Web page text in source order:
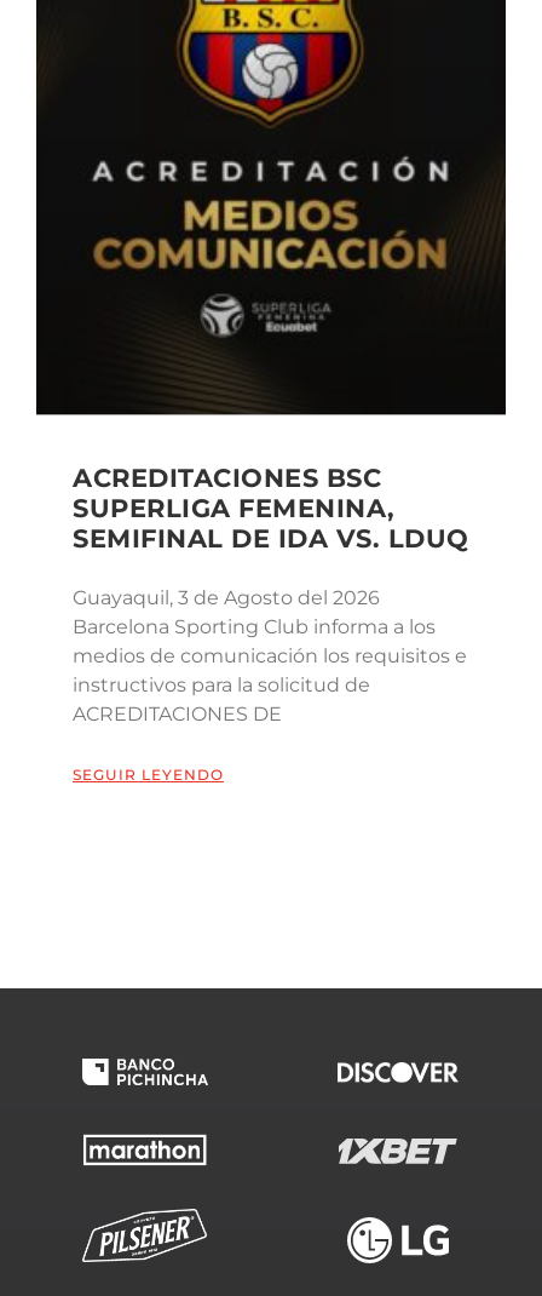
ACREDITACIONES BSC
SUPERLIGA FEMENINA,
SEMIFINAL DE IDA VS. LDUQ
Guayaquil, 3 de Agosto del 2026
Barcelona Sporting Club informa a los
medios de comunicación los requisitos e
instructivos para la solicitud de
ACREDITACIONES DE
SEGUIR LEYENDO